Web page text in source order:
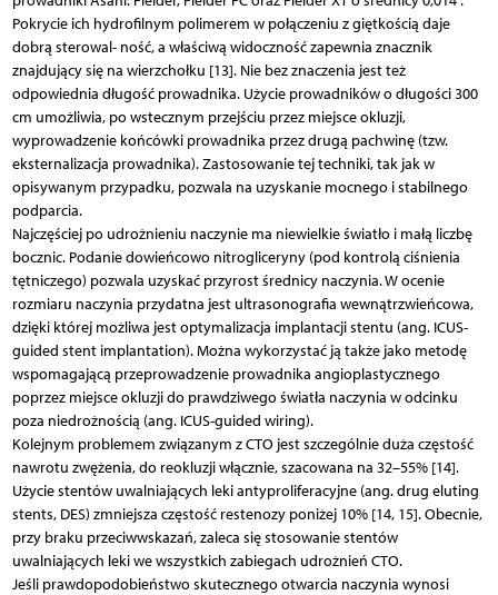
Pokrycie ich hydrofilnym polimerem w połączeniu z giętkością daje
dobrą sterowal- ność, a właściwą widoczność zapewnia znacznik
znajdujący się na wierzchołku [13]. Nie bez znaczenia jest też
odpowiednia długość prowadnika. Użycie prowadników o długości 300
cm umożliwia, po wstecznym przejściu przez miejsce okluzji,
wyprowadzenie końcówki prowadnika przez drugą pachwinę (tzw.
eksternalizacja prowadnika). Zastosowanie tej techniki, tak jak w
opisywanym przypadku, pozwala na uzyskanie mocnego i stabilnego
podparcia.
Najczęściej po udrożnieniu naczynie ma niewielkie światło i małą liczbę
bocznic. Podanie dowieńcowo nitrogliceryny (pod kontrolą ciśnienia
tętniczego) pozwala uzyskać przyrost średnicy naczynia. W ocenie
rozmiaru naczynia przydatna jest ultrasonografia wewnątrzwieńcowa,
dzięki której możliwa jest optymalizacja implantacji stentu (ang. ICUS-
guided stent implantation). Można wykorzystać ją także jako metodę
wspomagającą przeprowadzenie prowadnika angioplastycznego
poprzez miejsce okluzji do prawdziwego światła naczynia w odcinku
poza niedrożnością (ang. ICUS-guided wiring).
Kolejnym problemem związanym z CTO jest szczególnie duża częstość
nawrotu zwężenia, do reokluzji włącznie, szacowana na 32–55% [14].
Użycie stentów uwalniających leki antyproliferacyjne (ang. drug eluting
stents, DES) zmniejsza częstość restenozy poniżej 10% [14, 15]. Obecnie,
przy braku przeciwwskazań, zaleca się stosowanie stentów
uwalniających leki we wszystkich zabiegach udrożnień CTO.
Jeśli prawdopodobieństwo skutecznego otwarcia naczynia wynosi